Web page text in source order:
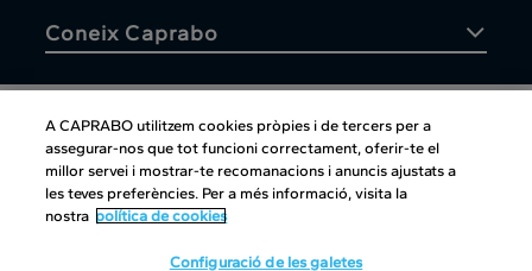
Coneix Caprabo
Atenció al client
A CAPRABO utilitzem cookies pròpies i de tercers per a
assegurar-nos que tot funcioni correctament, oferir-te el
millor servei i mostrar-te recomanacions i anuncis ajustats a
les teves preferències. Per a més informació, visita la
nostra política de cookies
Configuració de les galetes